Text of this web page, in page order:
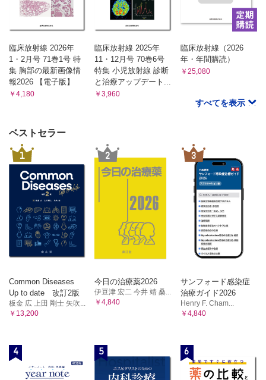
臨床放射線 2026年
1・2月号 71巻1号 特
集 胸部の最新画像情
報2026 【電子版】
￥4,180
臨床放射線 2025年
11・12月号 70巻6号
特集 小児放射線 診断
と治療アップデート...
￥3,960
臨床放射線（2026
年・年間購読）
￥25,080
すべてを表示
ベストセラー
1
Common Diseases
Up to date 改訂2版
板金 広 上田 剛士 矢吹...
￥13,200
2
今日の治療薬2026
伊豆津 宏二 今井 靖 桑...
￥4,840
3
サンフォード感染症
治療ガイド2026
Henry F. Cham...
￥4,840
4 5 6